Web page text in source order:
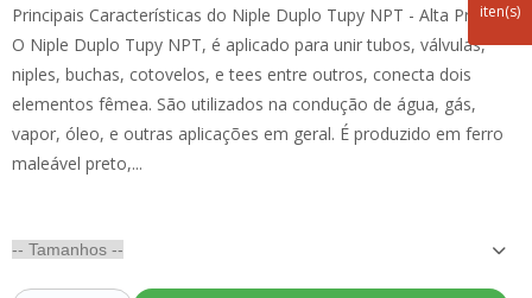
iten(s)
Principais Características do Niple Duplo Tupy NPT - Alta Pressão:
O Niple Duplo Tupy NPT, é aplicado para unir tubos, válvulas,
niples, buchas, cotovelos, e tees entre outros, conecta dois
elementos fêmea. São utilizados na condução de água, gás,
vapor, óleo, e outras aplicações em geral. É produzido em ferro
maleável preto,...